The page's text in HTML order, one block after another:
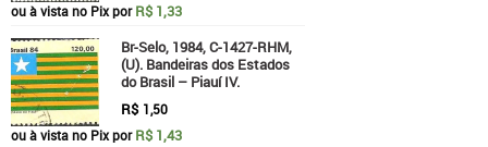
ou à vista no Pix porR$ 1,33
Br-Selo, 1984, C-1427-RHM,
(U). Bandeiras dos Estados
do Brasil – Piauí IV.
R$ 1,50
ou à vista no Pix porR$ 1,43